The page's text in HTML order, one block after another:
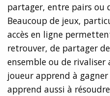
partager, entre pairs ou
Beaucoup de jeux,
accès en ligne
retrouver, de partager
ensemble ou de rivaliser
joueur apprend à
apprend aussi à